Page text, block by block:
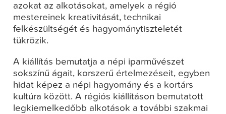
azokat az alkotásokat, amelyek a régió
mestereinek kreativitását, technikai
felkészültségét és hagyománytiszteletét
tükrözik.
A kiállítás bemutatja a népi iparművészet
sokszínű ágait, korszerű értelmezéseit, egyben
hidat képez a népi hagyomány és a kortárs
kultúra között. A régiós kiállításon bemutatott
legkiemelkedőbb alkotások a további szakmai